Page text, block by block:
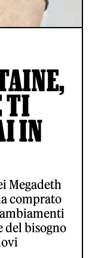
TI
IN
Megadeth
comprato
del bisogno